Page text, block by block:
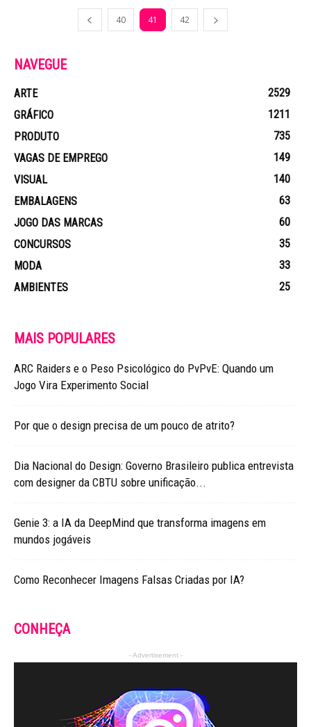
40 41 42
NAVEGUE
ARTE
2529
GRÁFICO
1211
PRODUTO
735
VAGAS DE EMPREGO
149
VISUAL
140
EMBALAGENS
63
JOGO DAS MARCAS
60
CONCURSOS
35
MODA
33
AMBIENTES
25
MAIS POPULARES
ARC Raiders e o Peso Psicológico do PvPvE: Quando um
Jogo Vira Experimento Social
Por que o design precisa de um pouco de atrito?
Dia Nacional do Design: Governo Brasileiro publica entrevista
com designer da CBTU sobre unificação...
Genie 3: a IA da DeepMind que transforma imagens em
mundos jogáveis
Como Reconhecer Imagens Falsas Criadas por IA?
CONHEÇA
- Advertisement -